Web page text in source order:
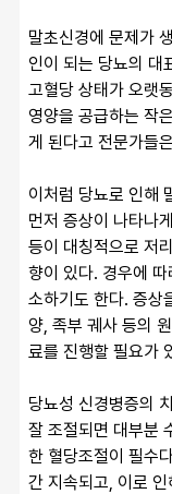
말초신경에 문제가
인이 되는 당뇨의 대
고혈당 상태가 오랫
영양을 공급하는 작
게 된다고 전문가들
이처럼 당뇨로 인해
먼저 증상이 나타나
등이 대칭적으로 저
향이 있다. 경우에
소하기도 한다. 증상
양, 족부 궤사 등의
료를 진행할 필요가
당뇨성 신경병증의
잘 조절되면 대부분
한 혈당조절이 필수
간 지속되고, 이로